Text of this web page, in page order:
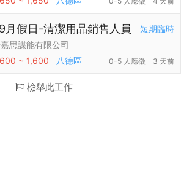
短期臨時
月假日-清潔用品銷售人員
思謀能有限公司
~ 1,600 八德區 0-5 人應徵 3 天前
檢舉此工作